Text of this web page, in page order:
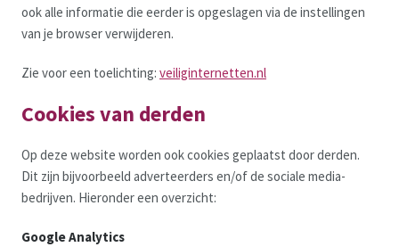
ook alle informatie die eerder is opgeslagen via de instellingen
van je browser verwijderen.
Zie voor een toelichting: veiliginternetten.nl
Cookies van derden
Op deze website worden ook cookies geplaatst door derden.
Dit zijn bijvoorbeeld adverteerders en/of de sociale media-
bedrijven. Hieronder een overzicht:
Google Analytics